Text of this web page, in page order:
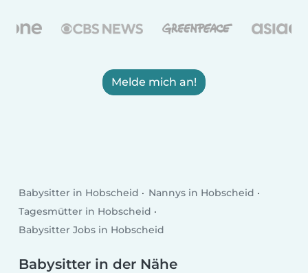
Melde mich an!
Babysitter in Hobscheid
Nannys in Hobscheid
Tagesmütter in Hobscheid
Babysitter Jobs in Hobscheid
Babysitter in der Nähe